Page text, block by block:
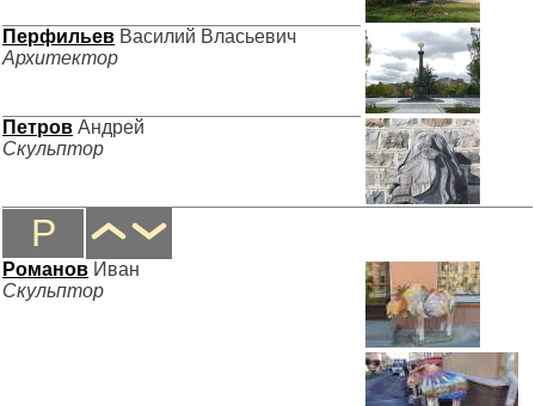
Перфильев Василий Власьевич
Архитектор
Петров Андрей
Скульптор
Р
Романов Иван
Скульптор